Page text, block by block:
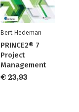
Bert Hedeman
PRINCE2® 7
Project
Management
€ 23,93